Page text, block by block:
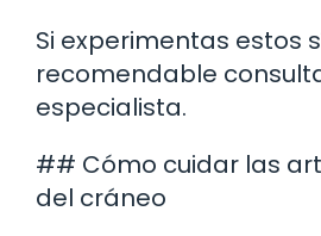
Si experimentas estos
recomendable
especialista.
## Cómo cuidar las
del cráneo